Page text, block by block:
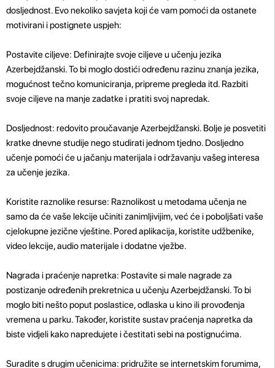
dosljednost. Evo nekoliko savjeta koji će vam pomoći da ostanete
motivirani i postignete uspjeh:
Postavite ciljeve: Definirajte svoje ciljeve u učenju jezika
Azerbejdžanski. To bi moglo dostići određenu razinu znanja jezika,
mogućnost tečno komuniciranja, pripreme pregleda itd. Razbiti
svoje ciljeve na manje zadatke i pratiti svoj napredak.
Dosljednost: redovito proučavanje Azerbejdžanski. Bolje je posvetiti
kratke dnevne studije nego studirati jednom tjedno. Dosljedno
učenje pomoći će u jačanju materijala i održavanju vašeg interesa
za učenje jezika.
Koristite raznolike resurse: Raznolikost u metodama učenja ne
samo da će vaše lekcije učiniti zanimljivijim, već će i poboljšati vaše
cjelokupne jezične vještine. Pored aplikacija, koristite udžbenike,
video lekcije, audio materijale i dodatne vježbe.
Nagrada i praćenje napretka: Postavite si male nagrade za
postizanje određenih prekretnica u učenju Azerbejdžanski. To bi
moglo biti nešto poput poslastice, odlaska u kino ili provođenja
vremena u parku. Također, koristite sustav praćenja napretka da
biste vidjeli kako napredujete i čestitati sebi na postignućima.
Suradite s drugim učenicima: pridružite se internetskim forumima,